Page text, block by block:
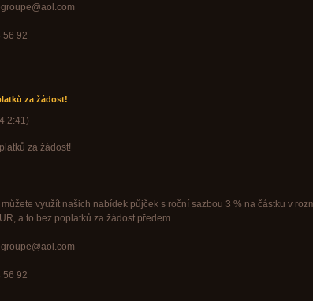
56 92
za žádost!
2:41)
za žádost!
využít našich nabídek půjček s roční sazbou 3 % na částku v
a to bez poplatků za žádost předem.
56 92